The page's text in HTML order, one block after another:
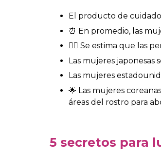
El producto de cuidado
⏰ En promedio, las
💆‍♀️ Se estima que las
Las mujeres japonesas
Las mujeres
🌟 Las mujeres
áreas del rostro para
5 secretos para